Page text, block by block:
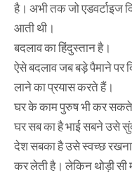
है। अभी तक जो एडवर्टाइज
आती थी।
बदलाव का हिंदुस्तान है।
ऐसे बदलाव जब बड़े पैमाने पर
लाने का प्रयास करते हैं।
घर के काम पुरुष भी कर सकते
घर सब का है भाई सबने उसे
देश सबका है उसे स्वच्छ रखना
कर लेती है। लेकिन थोड़ी